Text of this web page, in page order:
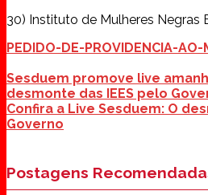
30) Instituto de Mulheres Negras
PEDIDO-DE-PROVIDENCIA-AO-
Sesduem promove live
desmonte das IEES pelo
Confira a Live Sesduem: O
Governo
Postagens